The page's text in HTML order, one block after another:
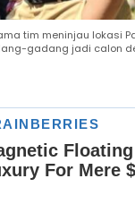
tim meninjau lokasi
gadang jadi calon